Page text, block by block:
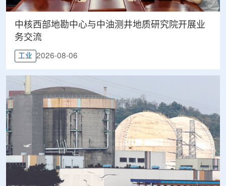
中核西部地勘中心与中油测井地质研究院开展业
务交流
工业 2026-08-06